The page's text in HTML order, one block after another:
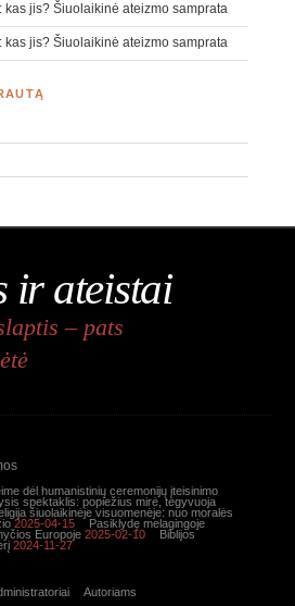
kas jis? Šiuolaikinė ateizmo samprata
kas jis? Šiuolaikinė ateizmo samprata
ir ateistai
– pats
dėl humanistinių ceremonijų įteisinimo
spektaklis: popiežius mirė, tegyvuoja
šiuolaikinėje visuomenėje: nuo moralės
2025-04-15
Pasiklydę melagingoje
Europoje 2025-02-10
Biblijos
2024-11-27
Autoriams